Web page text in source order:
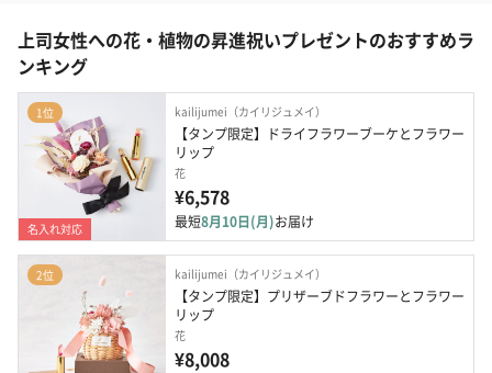
上司女性への花・植物の昇進祝いプレゼントのおすすめラ
ンキング
1位
名入れ対応
kailijumei（カイリジュメイ）
【タンプ限定】ドライフラワーブーケとフラワー
リップ
花
¥6,578
最短8月10日(月)お届け
2位 kailijumei（カイリジュメイ）
【タンプ限定】プリザーブドフラワーとフラワー
リップ
花
¥8,008